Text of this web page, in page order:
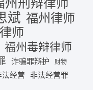
州刑辩律师
斌 福州律师
师
福州毒辩律师
诈骗罪辩护 财物
法经营 非法经营罪